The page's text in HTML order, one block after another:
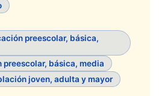
preescolar, básica,
preescolar, básica, media
joven, adulta y mayor